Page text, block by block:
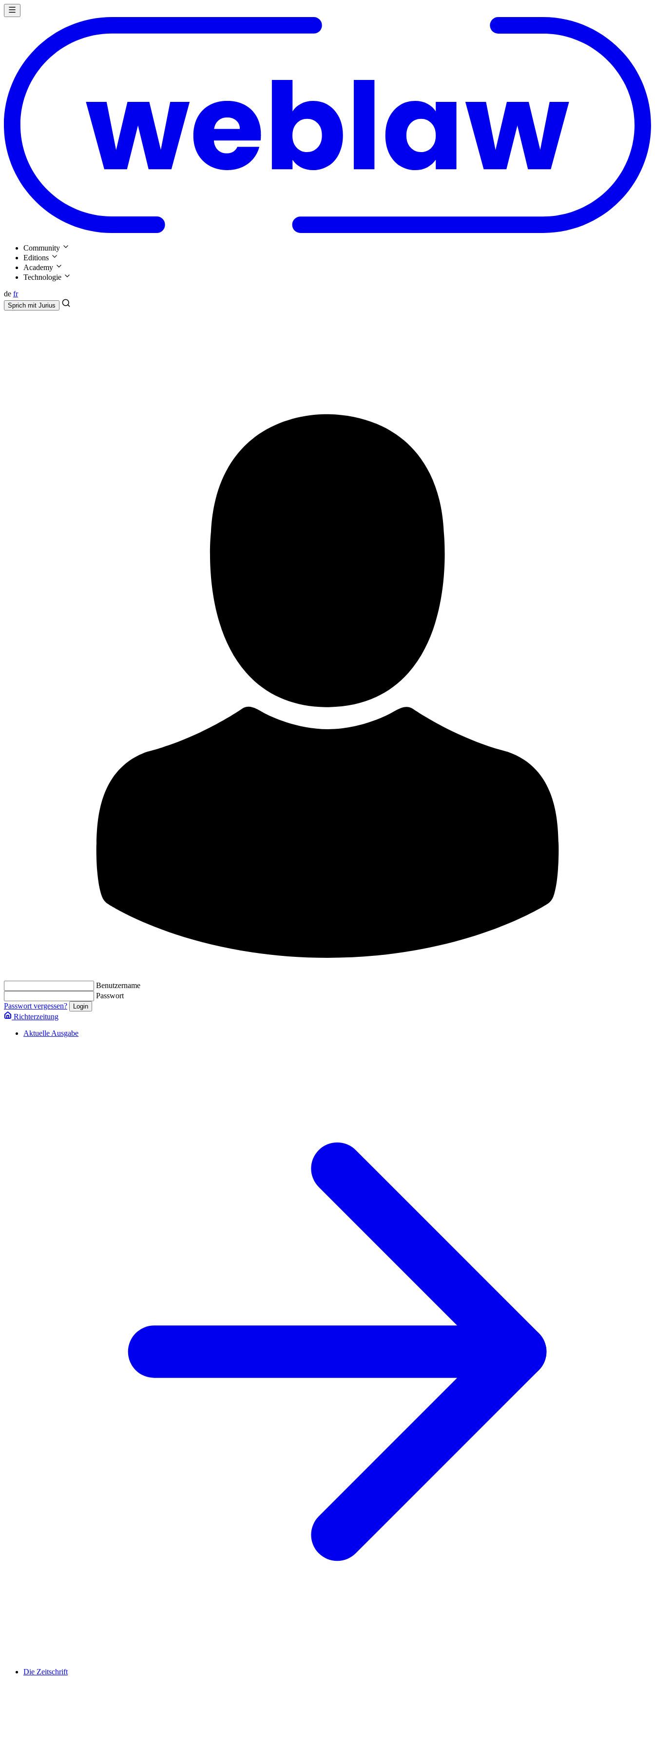
Community
Editions
Academy
Technologie
de fr
Sprich mit Jurius
Benutzername
Passwort
Passwort vergessen?
Richterzeitung
Aktuelle Ausgabe
Die Zeitschrift